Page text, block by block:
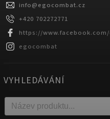
info@egocombat.cz
+420 702272771
https://
egocombat
VYHLEDÁVÁNÍ